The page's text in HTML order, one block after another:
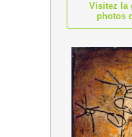
Visitez la
photos